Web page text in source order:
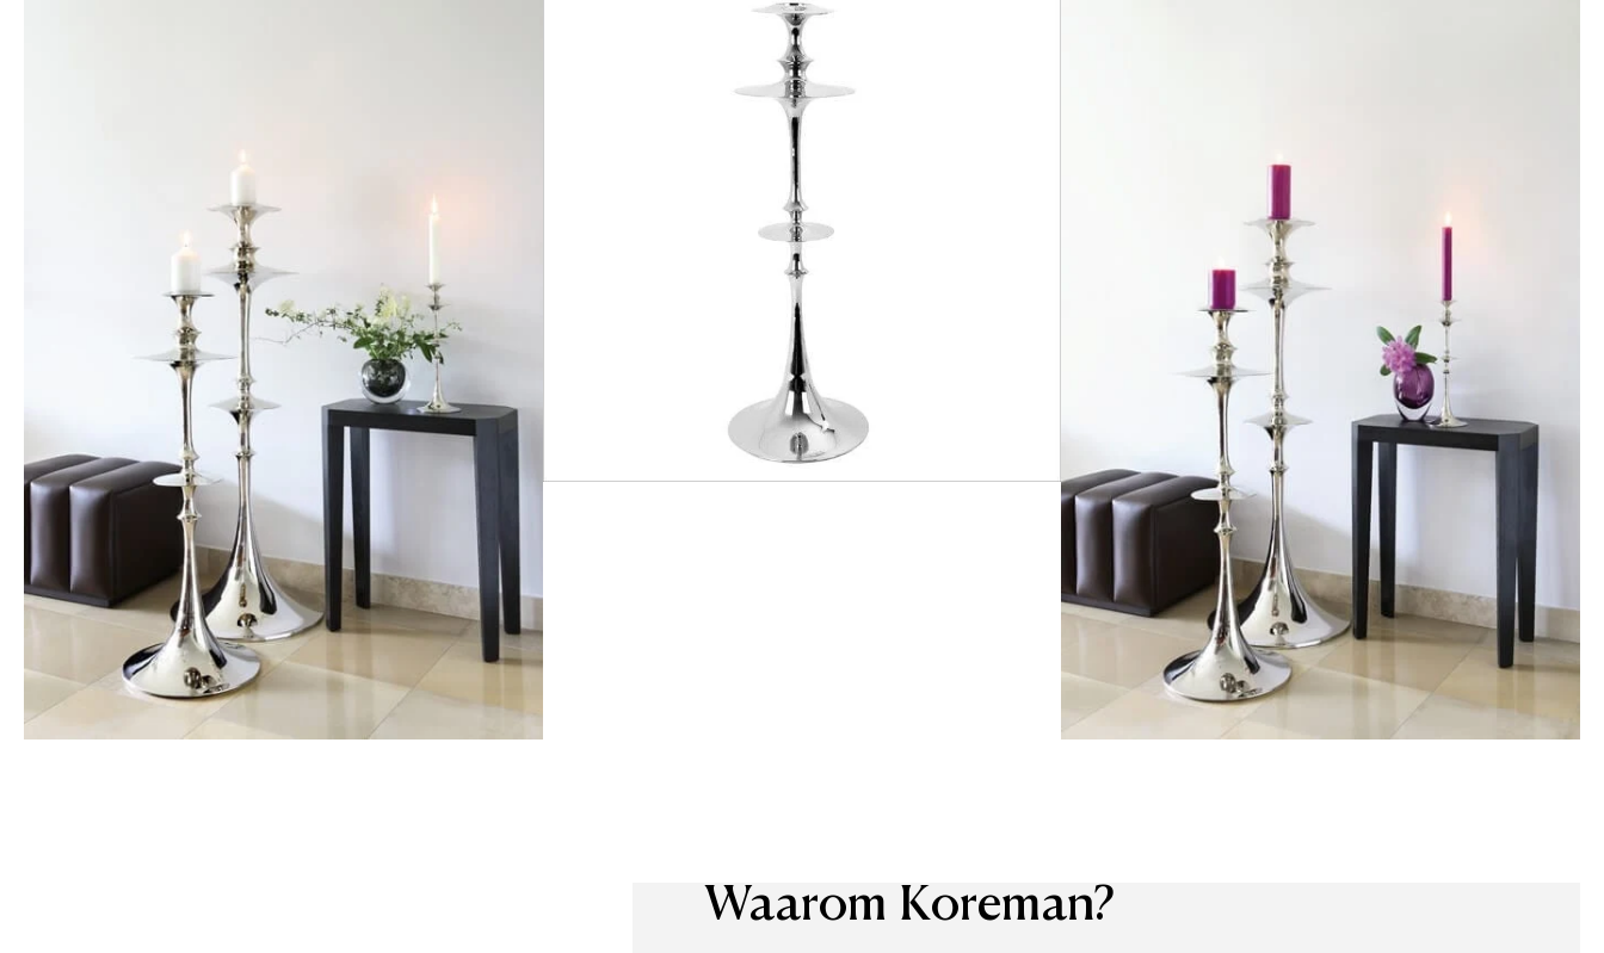
Het artikel wordt gratis bij u thuis geleverd. Mocht het niet passen en
u besluit het te retourneren, dan storten wij het aankoopbedrag zo
binnen 14 dagen na herroeping
Voor meer informatie kunt u terecht op:
Waarom Koreman?